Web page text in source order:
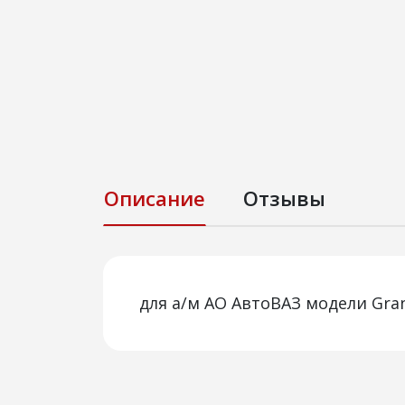
Описание Отзывы
для а/м АО АвтоВАЗ модели